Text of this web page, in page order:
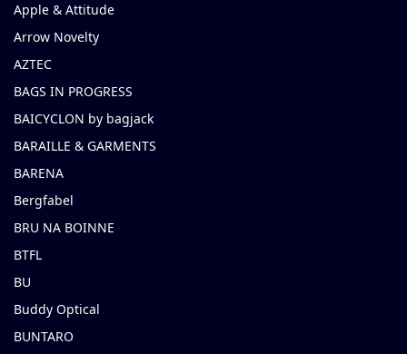
Apple & Attitude
Arrow Novelty
AZTEC
BAGS IN PROGRESS
BAICYCLON by bagjack
BARAILLE & GARMENTS
BARENA
Bergfabel
BRU NA BOINNE
BTFL
BU
Buddy Optical
BUNTARO